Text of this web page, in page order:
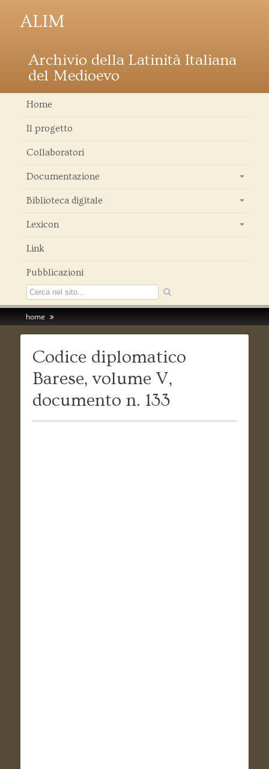
ALIM
Archivio della Latinità Italiana
del Medioevo
Home
Il progetto
Collaboratori
Documentazione
Biblioteca digitale
Lexicon
Link
Pubblicazioni
home
Codice diplomatico
Barese, volume V,
documento n. 133